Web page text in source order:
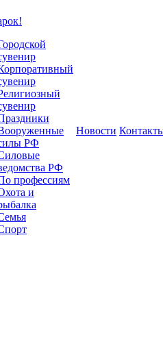
РФ
РФ
профессиям
и
Новости